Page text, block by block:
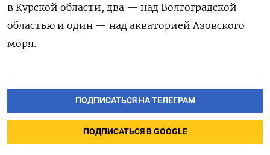
в Курской области, два — над Волгоградской
областью и один — над акваторией Азовского
моря.
ПОДПИСАТЬСЯ НА ТЕЛЕГРАМ
ПОДПИСАТЬСЯ В GOOGLE